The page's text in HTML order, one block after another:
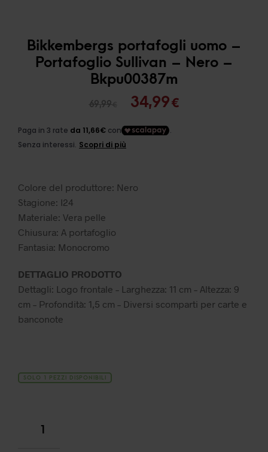
Bikkembergs portafogli uomo –
Portafoglio Sullivan – Nero –
Bkpu00387m
69,99€
Il
originale
34,99€Il
Colore del produttore: Nero
Stagione: I24
Materiale: Vera pelle
Chiusura: A portafoglio
Fantasia: Monocromo
DETTAGLIO PRODOTTO
Dettagli: Logo frontale – Larghezza: 11 cm – Altezza: 9
cm – Profondità: 1,5 cm – Diversi scomparti per carte e
banconote
SOLO 1 PEZZI DISPONIBILI